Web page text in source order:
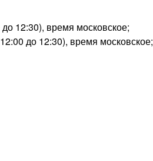
12:30), время московское;
до 12:30), время московское;